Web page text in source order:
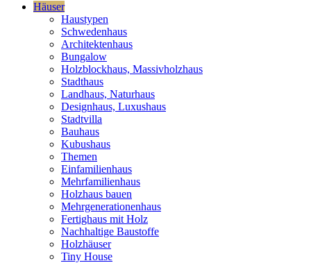
Häuser
Haustypen
Schwedenhaus
Architektenhaus
Bungalow
Holzblockhaus, Massivholzhaus
Stadthaus
Landhaus, Naturhaus
Designhaus, Luxushaus
Stadtvilla
Bauhaus
Kubushaus
Themen
Einfamilienhaus
Mehrfamilienhaus
Holzhaus bauen
Mehrgenerationenhaus
Fertighaus mit Holz
Nachhaltige Baustoffe
Holzhäuser
Tiny House